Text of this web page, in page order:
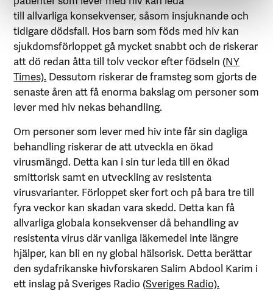
till allvarliga konsekvenser, såsom insjuknande och
tidigare dödsfall. Hos barn som föds med hiv kan
sjukdomsförloppet gå mycket snabbt och de riskerar
att dö redan åtta till tolv veckor efter födseln (NY
Times). Dessutom riskerar de framsteg som gjorts de
senaste åren att få enorma bakslag om personer som
lever med hiv nekas behandling.
Om personer som lever med hiv inte får sin dagliga
behandling riskerar de att utveckla en ökad
virusmängd. Detta kan i sin tur leda till en ökad
smittorisk samt en utveckling av resistenta
virusvarianter. Förloppet sker fort och på bara tre till
fyra veckor kan skadan vara skedd. Detta kan få
allvarliga globala konsekvenser då behandling av
resistenta virus där vanliga läkemedel inte längre
hjälper, kan bli en ny global hälsorisk. Detta berättar
den sydafrikanske hivforskaren Salim Abdool Karim i
ett inslag på Sveriges Radio (Sveriges Radio).